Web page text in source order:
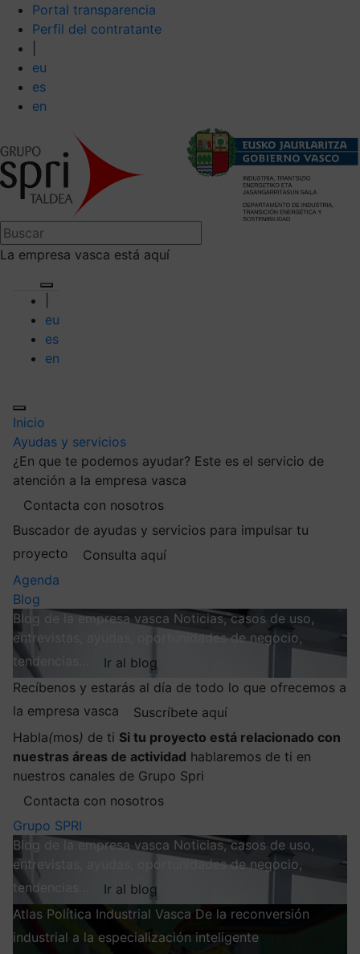
Portal transparencia
Perfil del contratante
eu
es
en
La empresa vasca está aquí
eu
es
en
Inicio
Ayudas y servicios
¿En que te podemos ayudar? Este es el servicio de
atención a la empresa vasca
Contacta con nosotros
Buscador de ayudas y servicios para impulsar tu
proyecto
Consulta aquí
Agenda
Blog
Blog de la empresa vasca Noticias, casos de uso,
entrevistas, ayudas, oportunidades de negocio,
tendencias…
Ir al blog
Recíbenos y estarás al día de todo lo que ofrecemos a
la empresa vasca
Suscríbete aquí
Habla(mos) de ti Si tu proyecto está relacionado con
nuestras áreas de actividad hablaremos de ti en
nuestros canales de Grupo Spri
Contacta con nosotros
Grupo SPRI
Blog de la empresa vasca Noticias, casos de uso,
entrevistas, ayudas, oportunidades de negocio,
tendencias…
Ir al blog
Atlas Política Industrial Vasca De la reconversión
industrial a la especialización inteligente